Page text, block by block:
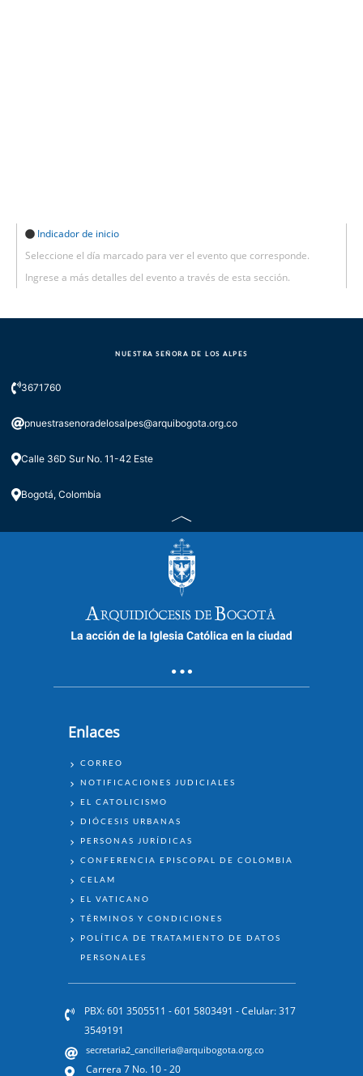
Indicador de inicio
Seleccione el día marcado para ver el evento que corresponde.
Ingrese a más detalles del evento a través de esta sección.
NUESTRA SEÑORA DE LOS ALPES
3671760
pnuestrasenoradelosalpes@arquibogota.org.co
Calle 36D Sur No. 11-42 Este
Bogotá, Colombia
Enlaces
ENLACES
CORREO
NOTIFICACIONES JUDICIALES
EL CATOLICISMO
DIÓCESIS URBANAS
PERSONAS JURÍDICAS
CONFERENCIA EPISCOPAL DE COLOMBIA
CELAM
EL VATICANO
TÉRMINOS Y CONDICIONES
POLÍTICA DE TRATAMIENTO DE DATOS
PERSONALES
PBX: 601 3505511 - 601 5803491 - Celular: 317
3549191
secretaria2_cancilleria@arquibogota.org.co
Carrera 7 No. 10 - 20